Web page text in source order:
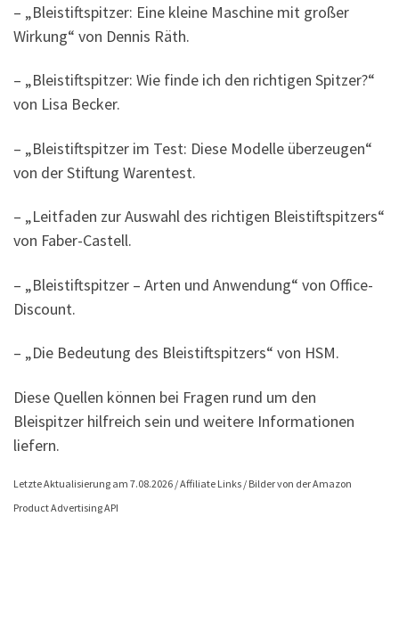
– „Bleistiftspitzer: Eine kleine Maschine mit großer
Wirkung“ von Dennis Räth.
– „Bleistiftspitzer: Wie finde ich den richtigen Spitzer?“
von Lisa Becker.
– „Bleistiftspitzer im Test: Diese Modelle überzeugen“
von der Stiftung Warentest.
– „Leitfaden zur Auswahl des richtigen Bleistiftspitzers“
von Faber-Castell.
– „Bleistiftspitzer – Arten und Anwendung“ von Office-
Discount.
– „Die Bedeutung des Bleistiftspitzers“ von HSM.
Diese Quellen können bei Fragen rund um den
Bleispitzer hilfreich sein und weitere Informationen
liefern.
Letzte Aktualisierung am 7.08.2026 / Affiliate Links / Bilder von der Amazon
Product Advertising API